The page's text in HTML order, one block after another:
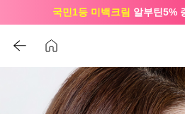
국민1등 미백크림 알부틴5%